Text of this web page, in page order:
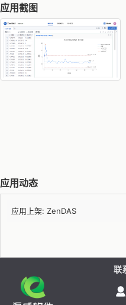
应用截图
应用动态
应用上架: ZenDAS
联